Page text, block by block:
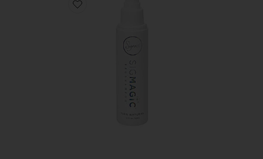
Favorite LIMPADOR DE PINCÉIS SIGMAGIC